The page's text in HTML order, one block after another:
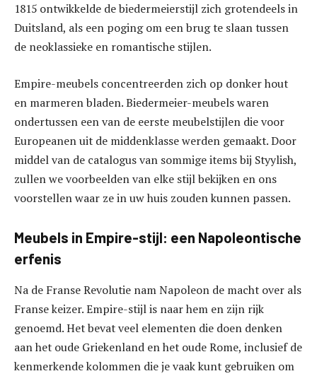
1815 ontwikkelde de biedermeierstijl zich grotendeels in
Duitsland, als een poging om een ​​brug te slaan tussen
de neoklassieke en romantische stijlen.
Empire-meubels concentreerden zich op donker hout
en marmeren bladen. Biedermeier-meubels waren
ondertussen een van de eerste meubelstijlen die voor
Europeanen uit de middenklasse werden gemaakt. Door
middel van de catalogus van sommige items bij Styylish,
zullen we voorbeelden van elke stijl bekijken en ons
voorstellen waar ze in uw huis zouden kunnen passen.
Meubels in Empire-stijl: een Napoleontische
erfenis
Na de Franse Revolutie nam Napoleon de macht over als
Franse keizer. Empire-stijl is naar hem en zijn rijk
genoemd. Het bevat veel elementen die doen denken
aan het oude Griekenland en het oude Rome, inclusief de
kenmerkende kolommen die je vaak kunt gebruiken om